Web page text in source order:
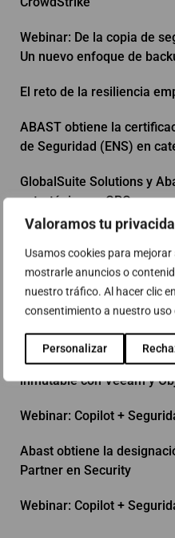
Valoramos tu
Usamos cookies para
mostrarle anuncios o
nuestro tráfico. Al hacer clic
consentimiento a nuestro uso
Personalizar
Webinar: De la copia de
Un nuevo enfoque de
El reto de la resiliencia
ABAST obtiene la
de Seguridad (ENS) en
GlobalSuite Solutions y
estratégica en GRC
IV Congreso Liceo Tic
19 ENISE - Futura
Webinar: Mayor
Webinar: Mayor
inmutable con Veeam y
Webinar: Copilot +
Abast obtiene la
Partner en Security
Webinar: Copilot +